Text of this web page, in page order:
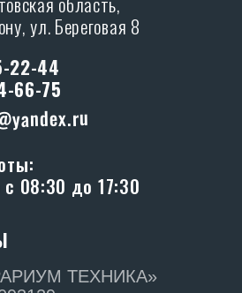
SKR
обл., Кагальницкий
ул. Славы, 17